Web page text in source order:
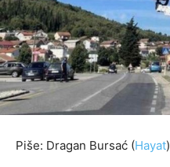
Piše: Dragan Bursać (Hayat)